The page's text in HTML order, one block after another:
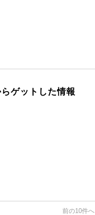
ゲットした情報
前の10件へ